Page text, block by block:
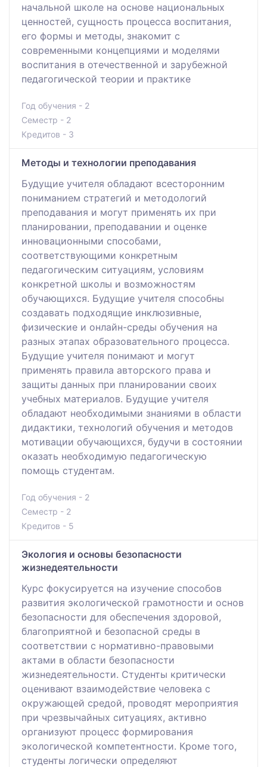
начальной школе на основе национальных
ценностей, сущность процесса воспитания,
его формы и методы, знакомит с
современными концепциями и моделями
воспитания в отечественной и зарубежной
педагогической теории и практике
Год обучения - 2
Семестр - 2
Кредитов - 3
Методы и технологии преподавания
Будущие учителя обладают всесторонним
пониманием стратегий и методологий
преподавания и могут применять их при
планировании, преподавании и оценке
инновационными способами,
соответствующими конкретным
педагогическим ситуациям, условиям
конкретной школы и возможностям
обучающихся. Будущие учителя способны
создавать подходящие инклюзивные,
физические и онлайн-среды обучения на
разных этапах образовательного процесса.
Будущие учителя понимают и могут
применять правила авторского права и
защиты данных при планировании своих
учебных материалов. Будущие учителя
обладают необходимыми знаниями в области
дидактики, технологий обучения и методов
мотивации обучающихся, будучи в состоянии
оказать необходимую педагогическую
помощь студентам.
Год обучения - 2
Семестр - 2
Кредитов - 5
Экология и основы безопасности
жизнедеятельности
Курс фокусируется на изучение способов
развития экологической грамотности и основ
безопасности для обеспечения здоровой,
благоприятной и безопасной среды в
соответствии с нормативно-правовыми
актами в области безопасности
жизнедеятельности. Студенты критически
оценивают взаимодействие человека с
окружающей средой, проводят мероприятия
при чрезвычайных ситуациях, активно
организуют процесс формирования
экологической компетентности. Кроме того,
студенты логически определяют